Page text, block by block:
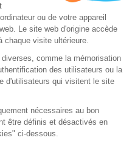
ou de votre appareil
Le site web d'origine accède
visite ultérieure.
comme la mémorisation
des utilisateurs ou la
d'utilisateurs qui visitent le site
nécessaires au bon
être définis et désactivés en
ci-dessous.